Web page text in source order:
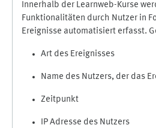
Innerhalb der Learnweb-Kurse
Funktionalitäten durch Nutzer in
Ereignisse automatisiert erfasst.
Art des Ereignisses
Name des Nutzers, der das
Zeitpunkt
IP Adresse des Nutzers